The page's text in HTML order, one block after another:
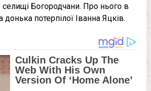
селищі Богородчани. Про нього в
потерпілої Іванна Яцків.